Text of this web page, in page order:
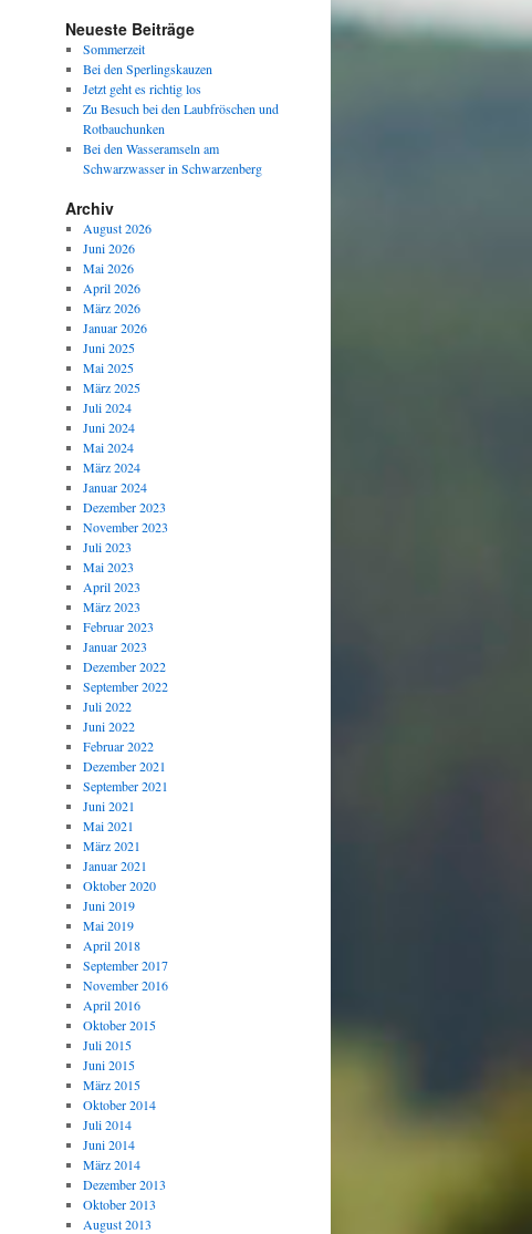
Neueste Beiträge
Sommerzeit
Bei den Sperlingskauzen
Jetzt geht es richtig los
Zu Besuch bei den Laubfröschen und
Rotbauchunken
Bei den Wasseramseln am
Schwarzwasser in Schwarzenberg
Archiv
August 2026
Juni 2026
Mai 2026
April 2026
März 2026
Januar 2026
Juni 2025
Mai 2025
März 2025
Juli 2024
Juni 2024
Mai 2024
März 2024
Januar 2024
Dezember 2023
November 2023
Juli 2023
Mai 2023
April 2023
März 2023
Februar 2023
Januar 2023
Dezember 2022
September 2022
Juli 2022
Juni 2022
Februar 2022
Dezember 2021
September 2021
Juni 2021
Mai 2021
März 2021
Januar 2021
Oktober 2020
Juni 2019
Mai 2019
April 2018
September 2017
November 2016
April 2016
Oktober 2015
Juli 2015
Juni 2015
März 2015
Oktober 2014
Juli 2014
Juni 2014
März 2014
Dezember 2013
Oktober 2013
August 2013